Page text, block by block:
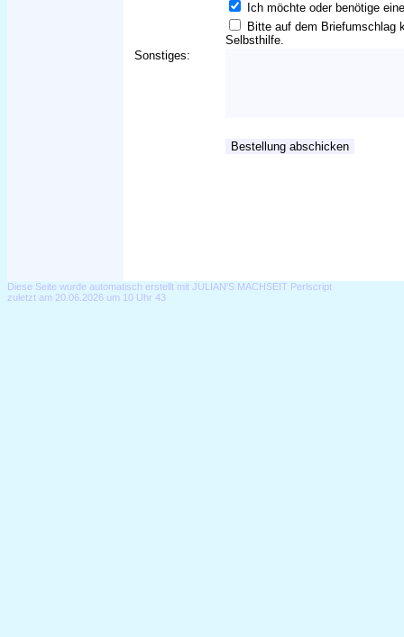
Ich möchte oder benötige
Bitte auf dem Briefumschlag
Selbsthilfe.
Sonstiges:
Diese Seite wurde automatisch erstellt mit JULIAN'S MACHSEIT Perlscript
zuletzt am 20.06.2026 um 10 Uhr 43